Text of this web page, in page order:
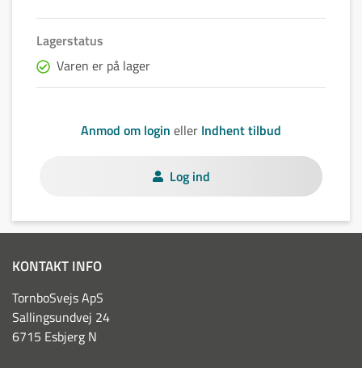
Lagerstatus
Varen er på lager
Anmod om login eller Indhent tilbud
Log ind
KONTAKT INFO
TornboSvejs ApS
Sallingsundvej 24
6715 Esbjerg N